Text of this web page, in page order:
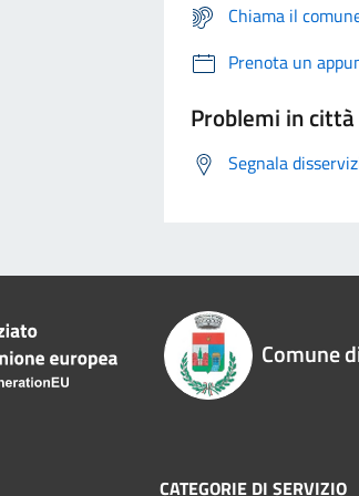
Chiama il
Prenota un
Problemi in città
Segnala
Comune
CATEGORIE DI SERVIZIO